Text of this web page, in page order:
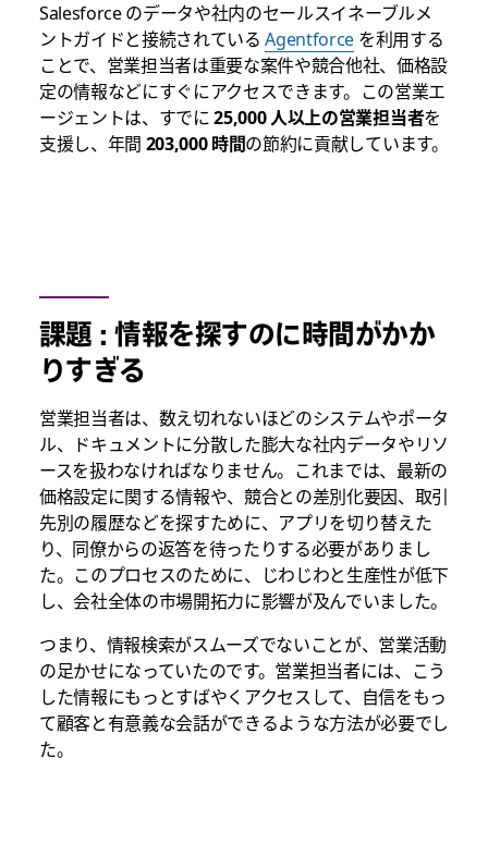
Salesforce のデータや社内のセールスイネーブルメ
ントガイドと接続されているAgentforce を利用する
ことで、営業担当者は重要な案件や競合他社、価格設
定の情報などにすぐにアクセスできます。この営業エ
ージェントは、すでに25,000 人以上の営業担当者を
支援し、年間 203,000 時間の節約に貢献しています。
課題 : 情報を探すのに時間がかか
りすぎる
営業担当者は、数え切れないほどのシステムやポータ
ル、ドキュメントに分散した膨大な社内データやリソ
ースを扱わなければなりません。これまでは、最新の
価格設定に関する情報や、競合との差別化要因、取引
先別の履歴などを探すために、アプリを切り替えた
り、同僚からの返答を待ったりする必要がありまし
た。このプロセスのために、じわじわと生産性が低下
し、会社全体の市場開拓力に影響が及んでいました。
つまり、情報検索がスムーズでないことが、営業活動
の足かせになっていたのです。営業担当者には、こう
した情報にもっとすばやくアクセスして、自信をもっ
て顧客と有意義な会話ができるような方法が必要でし
た。